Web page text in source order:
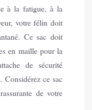
à la fatigue, à la
votre félin doit
Ce sac doit
en maille pour la
de sécurité
ce sac
de votre